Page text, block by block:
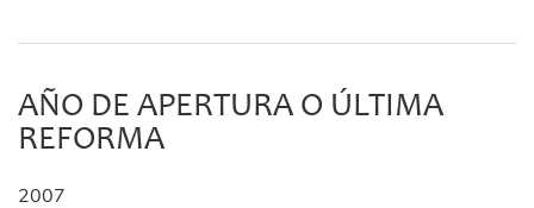
AÑO DE APERTURA O ÚLTIMA
REFORMA
2007